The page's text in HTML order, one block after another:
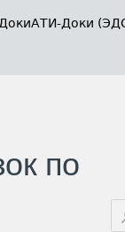
АТИ-Доки
по